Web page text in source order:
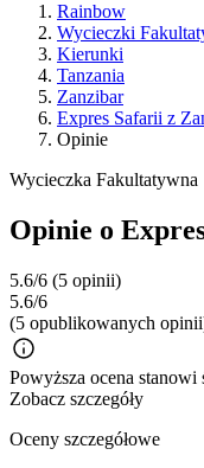
Rainbow
Wycieczki
Kierunki
Tanzania
Zanzibar
Expres Safarii z
Opinie
Wycieczka Fakultatywna
Opinie o
5.6/6 (5 opinii)
5.6/6
(5 opublikowanych
Powyższa ocena
Zobacz szczegóły
Oceny szczegółowe